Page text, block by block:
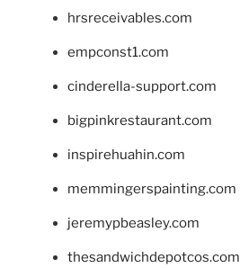
hrsreceivables.com
empconst1.com
cinderella-support.com
bigpinkrestaurant.com
inspirehuahin.com
memmingerspainting.com
jeremypbeasley.com
thesandwichdepotcos.com